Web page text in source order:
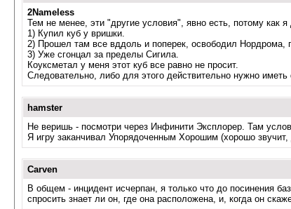
2Nameless
Тем не менее, эти "другие условия", явно есть, потому как я
1) Купил куб у вришки.
2) Прошел там все вддоль и поперек, освободил Нордрома,
3) Уже сгонцал за пределы Сигила.
Коуксметал у меня этот куб все равно не просит.
Следовательно, либо для этого действительно нужно
hamster
Не веришь - посмотри через Инфинити Эксплорер. Там
Я игру заканчивал Упорядоченным Хорошим (хорошо
Carven
В общем - инцидент исчерпан, я только что до посинения
спросить знает ли он, где она расположена, и, когда он